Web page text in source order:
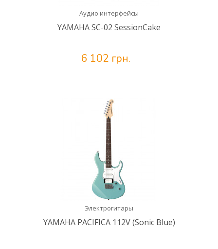
Аудио интерфейсы
YAMAHA SC-02 SessionCake
6 102 грн.
Электрогитары
YAMAHA PACIFICA 112V (Sonic Blue)